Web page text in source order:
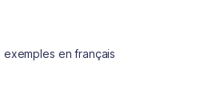
en français